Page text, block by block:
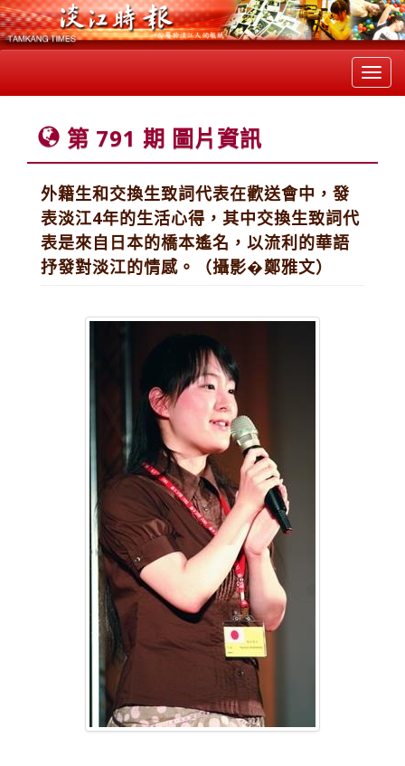
第 791 期 圖片資訊
外籍生和交換生致詞代表在歡送會中，發
表淡江4年的生活心得，其中交換生致詞代
表是來自日本的橋本遙名，以流利的華語
抒發對淡江的情感。（攝影�鄭雅文）